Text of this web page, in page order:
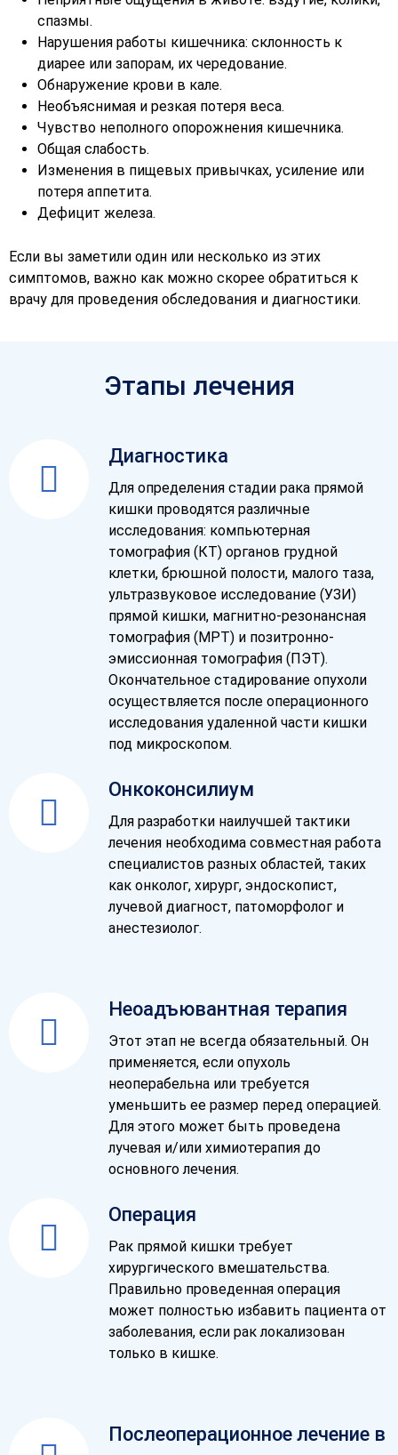
спазмы.
Нарушения работы кишечника: склонность к
диарее или запорам, их чередование.
Обнаружение крови в кале.
Необъяснимая и резкая потеря веса.
Чувство неполного опорожнения кишечника.
Общая слабость.
Изменения в пищевых привычках, усиление или
потеря аппетита.
Дефицит железа.
Если вы заметили один или несколько из этих
симптомов, важно как можно скорее обратиться к
врачу для проведения обследования и диагностики.
Этапы лечения
Диагностика
Для определения стадии рака прямой
кишки проводятся различные
исследования: компьютерная
томография (КТ) органов грудной
клетки, брюшной полости, малого таза,
ультразвуковое исследование (УЗИ)
прямой кишки, магнитно-резонансная
томография (МРТ) и позитронно-
эмиссионная томография (ПЭТ).
Окончательное стадирование опухоли
осуществляется после операционного
исследования удаленной части кишки
под микроскопом.
Онкоконсилиум
Для разработки наилучшей тактики
лечения необходима совместная работа
специалистов разных областей, таких
как онколог, хирург, эндоскопист,
лучевой диагност, патоморфолог и
анестезиолог.
Неоадъювантная терапия
Этот этап не всегда обязательный. Он
применяется, если опухоль
неоперабельна или требуется
уменьшить ее размер перед операцией.
Для этого может быть проведена
лучевая и/или химиотерапия до
основного лечения.
Операция
Рак прямой кишки требует
хирургического вмешательства.
Правильно проведенная операция
может полностью избавить пациента от
заболевания, если рак локализован
только в кишке.
Послеоперационное лечение в